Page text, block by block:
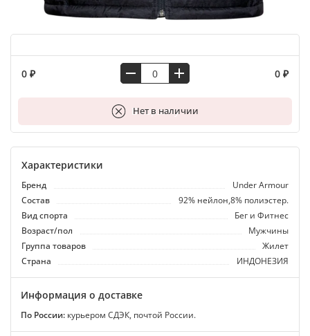
0 ₽ 0 ₽
Нет в наличии
В корзину
Характеристики
Бренд
Under Armour
Состав
92% нейлон,8% полиэстер.
Вид спорта
Бег и Фитнес
Возраст/пол
Мужчины
Группа товаров
Жилет
Страна
ИНДОНЕЗИЯ
Информация о доставке
По России: курьером СДЭК, почтой России.